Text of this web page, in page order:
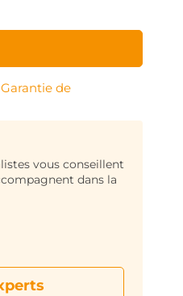
Garantie de
vous conseillent
dans la